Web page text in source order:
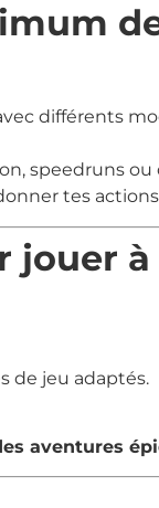
différents
speedruns ou
tes
jouer
de jeu adaptés.
aventures